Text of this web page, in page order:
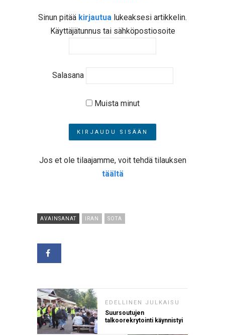
Sinun pitää kirjautua lukeaksesi artikkelin.
Käyttäjätunnus tai sähköpostiosoite
Salasana
Muista minut
Jos et ole tilaajamme, voit tehdä tilauksen
täältä
AVAINSANAT IRAN SOTA
EDELLINEN JULKAISU
Suursoutujen
talkoorekrytointi käynnistyi